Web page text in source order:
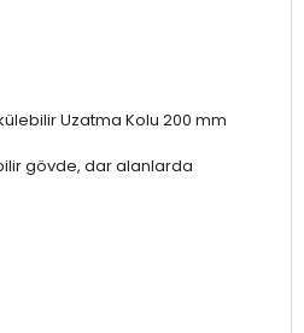
Uzatma Kolu 200 mm
gövde, dar alanlarda